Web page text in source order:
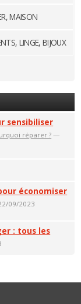
MAISON
LINGE, BIJOUX
sensibiliser
réparer ? —
économiser
09/2023
: tous les